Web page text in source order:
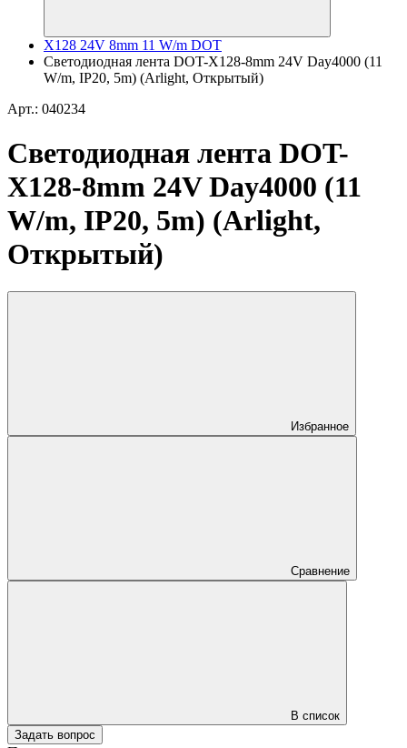
X128 24V 8mm 11 W/m DOT
Светодиодная лента DOT-X128-8mm 24V Day4000 (11
W/m, IP20, 5m) (Arlight, Открытый)
Арт.: 040234
Светодиодная лента DOT-
X128-8mm 24V Day4000 (11
W/m, IP20, 5m) (Arlight,
Открытый)
Избранное
Сравнение
В список
Задать вопрос